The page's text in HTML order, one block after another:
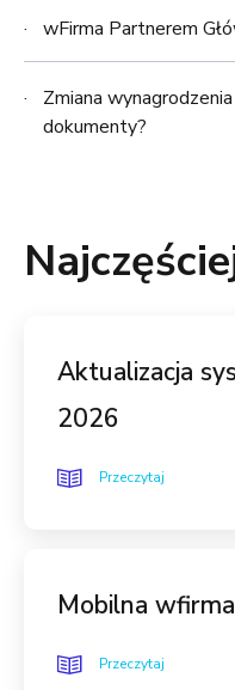
Aktualizacja
2026
Przeczytaj
Mobilna
Przeczytaj
wFirma Partnerem
Zmiana
dokumenty?